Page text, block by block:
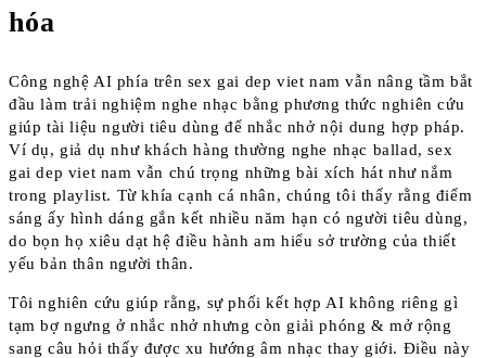
hóa
Công nghệ AI phía trên sex gai dep viet nam vẫn nâng tầm bắt
đầu làm trải nghiệm nghe nhạc bằng phương thức nghiên cứu
giúp tài liệu người tiêu dùng để nhắc nhở nội dung hợp pháp.
Ví dụ, giả dụ như khách hàng thường nghe nhạc ballad, sex
gai dep viet nam vẫn chú trọng những bài xích hát như nắm
trong playlist. Từ khía cạnh cá nhân, chúng tôi thấy rằng điểm
sáng ấy hình dáng gắn kết nhiều năm hạn có người tiêu dùng,
do bọn họ xiêu dạt hệ điều hành am hiểu sở trường của thiết
yếu bản thân người thân.
Tôi nghiên cứu giúp rằng, sự phối kết hợp AI không riêng gì
tạm bợ ngưng ở nhắc nhở nhưng còn giải phóng & mở rộng
sang câu hỏi thấy được xu hướng âm nhạc thay giới. Điều này